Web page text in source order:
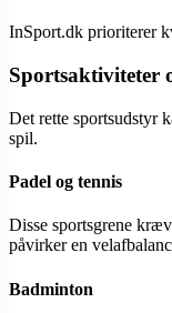
InSport.dk prioriterer
Sportsaktiviteter
Det rette sportsudstyr
spil.
Padel og tennis
Disse sportsgrene
påvirker en
Badminton